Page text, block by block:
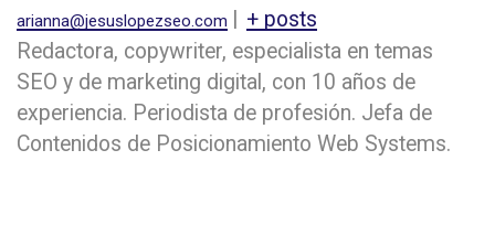
arianna@jesuslopezseo.com
+ posts
Redactora, copywriter, especialista en temas
SEO y de marketing digital, con 10 años de
experiencia. Periodista de profesión. Jefa de
Contenidos de Posicionamiento Web Systems.